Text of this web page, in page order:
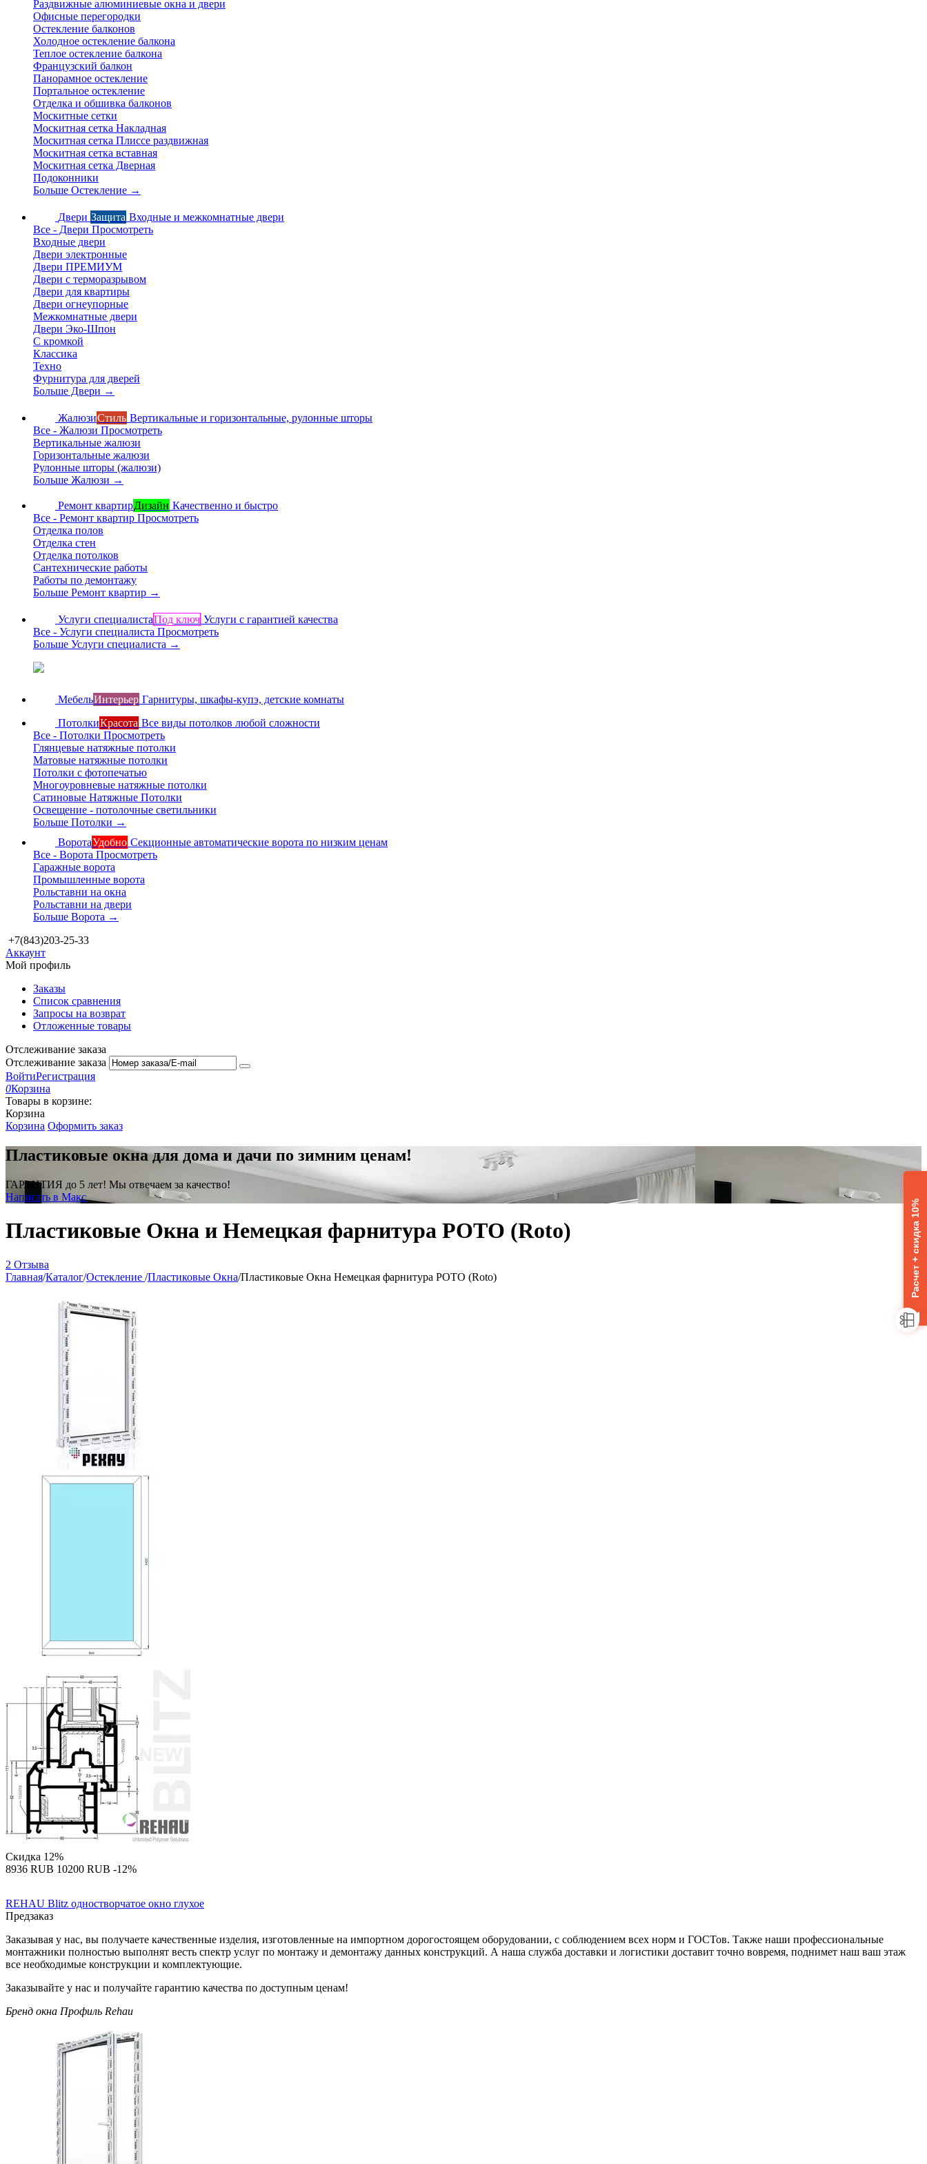
Раздвижные алюминиевые окна и двери
Офисные перегородки
Остекление балконов
Холодное остекление балкона
Теплое остекление балкона
Французский балкон
Панорамное остекление
Портальное остекление
Отделка и обшивка балконов
Москитные сетки
Москитная сетка Накладная
Москитная сетка Плиссе раздвижная
Москитная сетка вставная
Москитная сетка Дверная
Подоконники
Больше Остекление →
Двери Защита Входные и межкомнатные двери
Все - Двери Просмотреть
Входные двери
Двери электронные
Двери ПРЕМИУМ
Двери с терморазрывом
Двери для квартиры
Двери огнеупорные
Межкомнатные двери
Двери Эко-Шпон
С кромкой
Классика
Техно
Фурнитура для дверей
Больше Двери →
ЖалюзиСтиль Вертикальные и горизонтальные, рулонные шторы
Все - Жалюзи Просмотреть
Вертикальные жалюзи
Горизонтальные жалюзи
Рулонные шторы (жалюзи)
Больше Жалюзи →
Ремонт квартирДизайн Качественно и быстро
Все - Ремонт квартир Просмотреть
Отделка полов
Отделка стен
Отделка потолков
Сантехнические работы
Работы по демонтажу
Больше Ремонт квартир →
Услуги специалистаПод ключ Услуги с гарантией качества
Все - Услуги специалиста Просмотреть
Больше Услуги специалиста →
МебельИнтерьер Гарнитуры, шкафы-купэ, детские комнаты
ПотолкиКрасота Все виды потолков любой сложности
Все - Потолки Просмотреть
Глянцевые натяжные потолки
Матовые натяжные потолки
Потолки с фотопечатью
Многоуровневые натяжные потолки
Сатиновые Натяжные Потолки
Освещение - потолочные светильники
Больше Потолки →
ВоротаУдобно Секционные автоматические ворота по низким ценам
Все - Ворота Просмотреть
Гаражные ворота
Промышленные ворота
Рольставни на окна
Рольставни на двери
Больше Ворота →
+7(843)203-25-33
Аккаунт
Мой профиль
Заказы
Список сравнения
Запросы на возврат
Отложенные товары
Отслеживание заказа
Отслеживание заказа
ВойтиРегистрация
0Корзина
Товары в корзине:
Корзина
Корзина Оформить заказ
Пластиковые окна для дома и дачи по зимним ценам!
ГАРАНТИЯ до 5 лет! Мы отвечаем за качество!
Написать в Макс
Пластиковые Окна и Немецкая фарнитура РОТО (Roto)
2 Отзыва
Главная/Каталог/Остекление /Пластиковые Окна/Пластиковые Окна Немецкая фарнитура РОТО (Roto)
Скидка 12%
‍8936‍ RUB ‍10200‍ RUB -12%
REHAU Blitz одностворчатое окно глухое
Предзаказ
Заказывая у нас, вы получаете качественные изделия, изготовленные на импортном дорогостоящем оборудовании, с соблюдением всех норм и ГОСТов. Также наши профессиональные
монтажники полностью выполнят весть спектр услуг по монтажу и демонтажу данных конструкций. А наша служба доставки и логистики доставит точно вовремя, поднимет наш ваш этаж
все необходимые конструкции и комплектующие.
Заказывайте у нас и получайте гарантию качества по доступным ценам!
Бренд окна Профиль Rehau
Расчет + скидка 10%